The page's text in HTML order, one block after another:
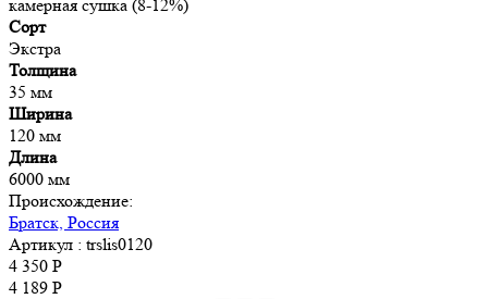
камерная сушка (8-12%)
Сорт
Экстра
Толщина
35 мм
Ширина
120 мм
Длина
6000 мм
Происхождение:
Братск, Россия
Артикул : trslis0120
4 350 Р
4 189 Р